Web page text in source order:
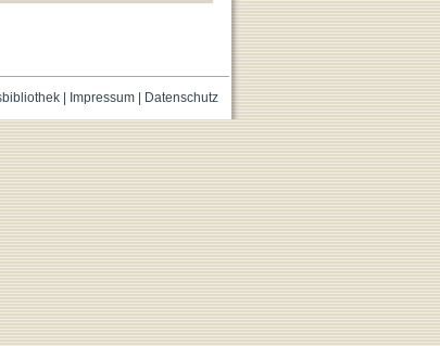
| Impressum| Datenschutz